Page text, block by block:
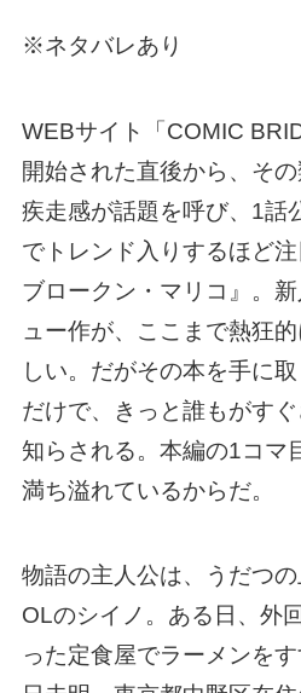
※ネタバレあり
WEBサイト「COMIC
開始された直後から、そ
疾走感が話題を呼び、1話
でトレンド入りするほど
ブロークン・マリコ』。
ュー作が、ここまで熱狂
しい。だがその本を手に
だけで、きっと誰もがす
知らされる。本編の1コマ
満ち溢れているからだ。
物語の主人公は、うだつ
OLのシイノ。ある日、外
った定食屋でラーメンを